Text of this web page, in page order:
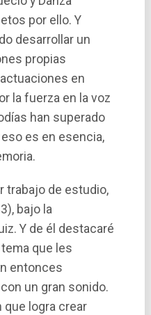
por ello. Y
desarrollar un
propias
en
la fuerza en la voz
han superado
es en esencia,
trabajo de estudio,
bajo la
Y de él destacaré
que les
entonces
un gran sonido.
que logra crear